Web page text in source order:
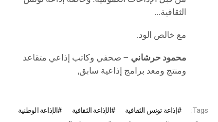
الثقافية…
مع خالص الود.
محمود حرشاني – صحفي وكاتب إذاعي متقاعد
ومنتج ومعد برامج إذاعية سابق,
Tags: إذاعة تونس الثقافية الإذاعة الثقافية
الإذاعة الوطنية